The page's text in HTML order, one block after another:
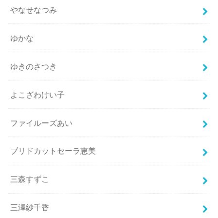
やなせなつみ
ゆかな
ゆきのさつき
よこざわけい子
ファイルーズあい
ブリドカットセーラ恵美
三森すずこ
三澤紗千香